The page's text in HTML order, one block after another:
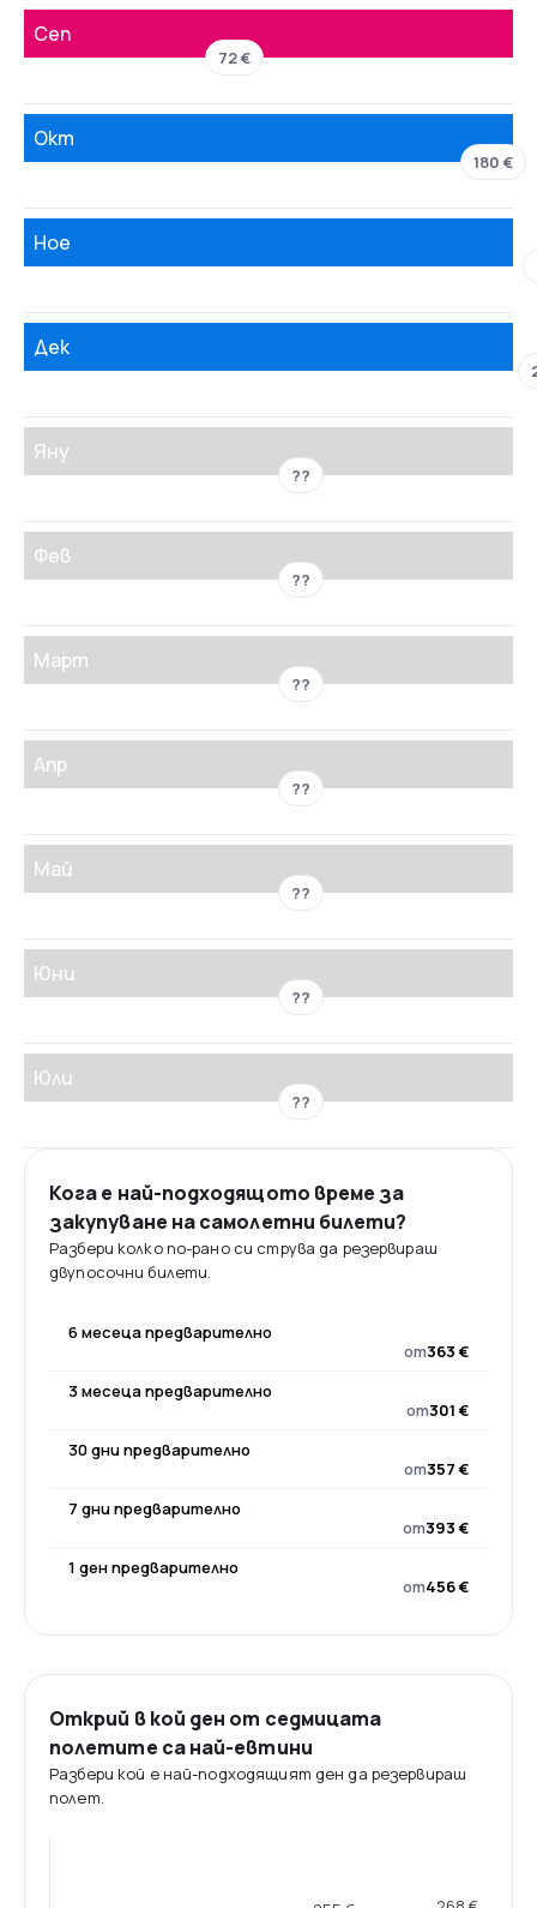
Сеп
72 €
Окт
180 €
Ное
Дек
Яну
??
Фев
??
Март
??
Апр
??
Май
??
Юни
??
Юли
??
Кога е най-подходящото време за
закупуване на самолетни билети?
Разбери колко по-рано си струва да резервираш
двупосочни билети.
6 месеца предварително
от363 €
3 месеца предварително
от301 €
30 дни предварително
от357 €
7 дни предварително
от393 €
1 ден предварително
от456 €
Открий в кой ден от седмицата
полетите са най-евтини
Разбери кой е най-подходящият ден да резервираш
полет.